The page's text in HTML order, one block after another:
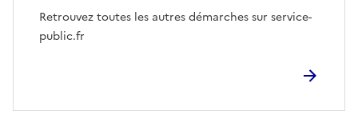
Retrouvez toutes les autres démarches sur service-
public.fr